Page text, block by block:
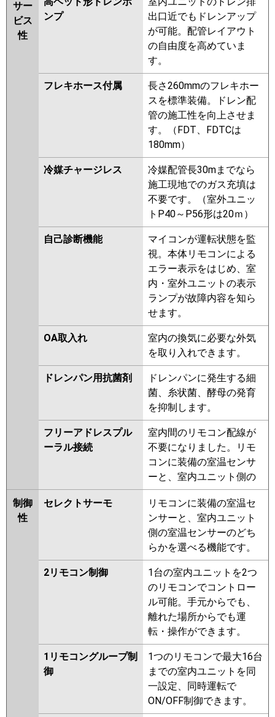
サー
ビス
性
ンプ
出口近でもドレンアップ
が可能。配管レイアウト
の自由度を高めていま
す。
フレキホース付属
長さ260mmのフレキホー
スを標準装備。ドレン配
管の施工性を向上させま
す。（FDT、FDTCは
180mm）
冷媒チャージレス
冷媒配管長30mまでなら
施工現地でのガス充填は
不要です。（室外ユニッ
トP40～P56形は20ｍ）
自己診断機能
マイコンが運転状態を監
視。本体リモコンによる
エラー表示をはじめ、室
内・室外ユニットの表示
ランプが故障内容を知ら
せます。
OA取入れ
室内の換気に必要な外気
を取り入れできます。
ドレンパン用抗菌剤
ドレンパンに発生する細
菌、糸状菌、酵母の発育
を抑制します。
フリーアドレスプル
ーラル接続
室内間のリモコン配線が
不要になりました。リモ
コンに装備の室温センサ
ーと、室内ユニット側の
制御
性
セレクトサーモ
リモコンに装備の室温セ
ンサーと、室内ユニット
側の室温センサーのどち
らかを選べる機能です。
2リモコン制御
1台の室内ユニットを2つ
のリモコンでコントロー
ル可能。手元からでも、
離れた場所からでも運
転・操作ができます。
1リモコングループ制
御
1つのリモコンで最大16台
までの室内ユニットを同
一設定、同時運転で
ON/OFF制御できます。